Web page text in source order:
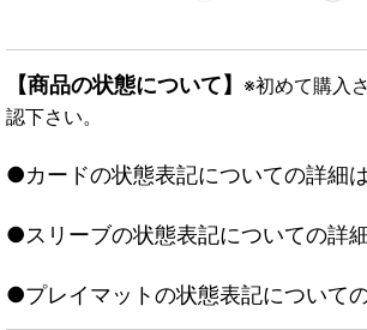
【商品の状態について】 ※初めて購入
認下さい。
●カードの状態表記についての詳細
●スリーブの状態表記についての詳
●プレイマットの状態表記について